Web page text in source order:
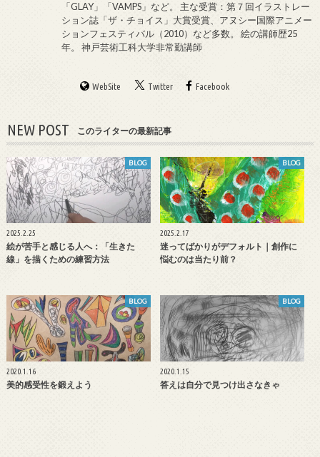
「GLAY」「VAMPS」など。 主な受賞：第７回イラストレー
ション誌「ザ・チョイス」大賞受賞、アヌシー国際アニメー
ションフェスティバル（2010）など多数。 絵の講師歴25
年。 神戸芸術工科大学非常勤講師
WebSite Twitter Facebook
NEW POST このライターの最新記事
BLOG
2025.2.25
絵が苦手と感じる人へ：「生きた
線」を描くための練習方法
BLOG
2025.2.17
迷ってばかりがデフォルト｜創作に
悩むのは当たり前？
BLOG
2020.1.16
美的感受性を鍛えよう
BLOG
2020.1.15
答えは自分で見つけ出さなきゃ